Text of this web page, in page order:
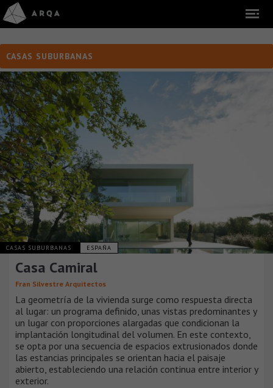
CASAS SUBURBANAS
CASAS SUBURBANAS ESPAÑA
Casa Camiral
Fran Silvestre Arquitectos
La geometría de la vivienda surge como respuesta directa
al lugar: un programa definido, unas vistas predominantes y
un lugar con proporciones alargadas que condicionan la
implantación longitudinal del volumen. En este contexto,
se opta por una secuencia de espacios extrusionados donde
las estancias principales se orientan hacia el paisaje
abierto, estableciendo una relación continua entre interior y
exterior.